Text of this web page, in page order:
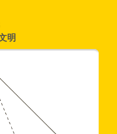
明